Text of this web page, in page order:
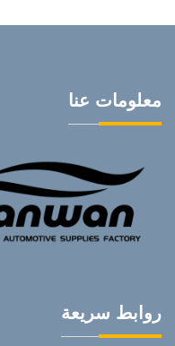
معلومات عنا
روابط سريعة